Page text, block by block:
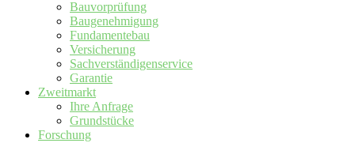
Bauvorprüfung
Baugenehmigung
Fundamentebau
Versicherung
Sachverständigenservice
Garantie
Zweitmarkt
Ihre Anfrage
Grundstücke
Forschung